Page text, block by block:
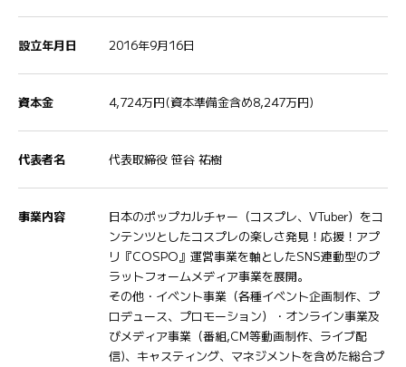
設立年月日 2016年9月16日
資本金 4,724万円(資本準備金含め8,247万円)
代表者名 代表取締役 笹谷 祐樹
事業内容
日本のポップカルチャー（コスプレ、VTuber）をコ
ンテンツとしたコスプレの楽しさ発見！応援！アプ
リ『COSPO』運営事業を軸としたSNS連動型のプ
ラットフォームメディア事業を展開。
その他・イベント事業（各種イベント企画制作、プ
ロデュース、プロモーション）・オンライン事業及
びメディア事業（番組,CM等動画制作、ライブ配
信)、キャスティング、マネジメントを含めた総合プ